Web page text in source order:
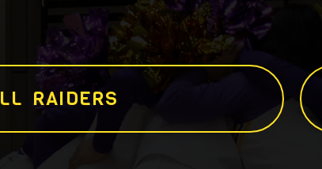
LL RAIDERS